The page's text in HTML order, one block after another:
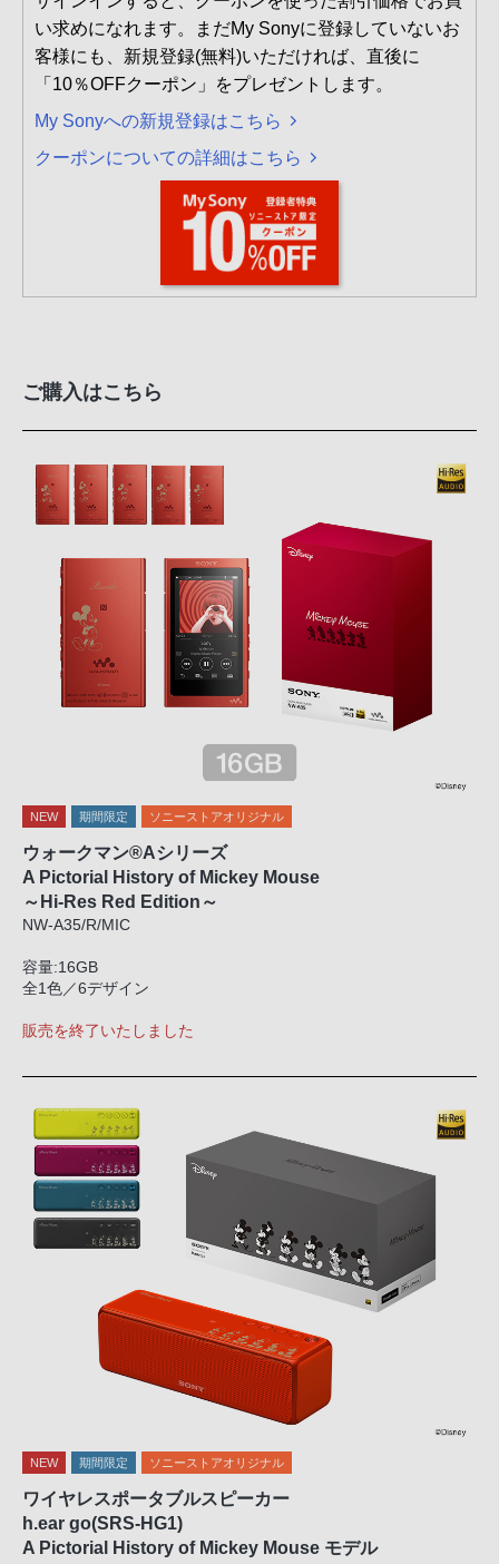
い求めになれます。まだMy Sonyに登録していないお
客様にも、新規登録(無料)いただければ、直後に
「10％OFFクーポン」をプレゼントします。
My Sonyへの新規登録はこちら
クーポンについての詳細はこちら
ご購入はこちら
NEW 期間限定 ソニーストアオリジナル
ウォークマン®Aシリーズ
A Pictorial History of Mickey Mouse
～Hi-Res Red Edition～
NW-A35/R/MIC
容量:16GB
全1色／6デザイン
販売を終了いたしました
NEW 期間限定 ソニーストアオリジナル
ワイヤレスポータブルスピーカー
h.ear go(SRS-HG1)
A Pictorial History of Mickey Mouse モデル